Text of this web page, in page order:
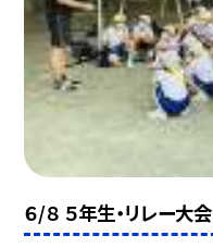
６/８ ５年生・リレー大会